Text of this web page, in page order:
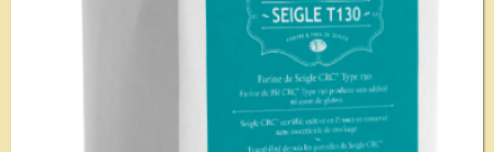
Voir le détail